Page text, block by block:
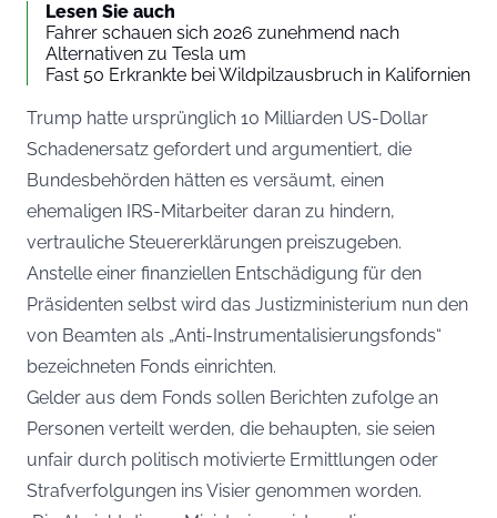
Lesen Sie auch
Fahrer schauen sich 2026 zunehmend nach
Alternativen zu Tesla um
Fast 50 Erkrankte bei Wildpilzausbruch in Kalifornien
Trump hatte ursprünglich 10 Milliarden US-Dollar
Schadenersatz gefordert und argumentiert, die
Bundesbehörden hätten es versäumt, einen
ehemaligen IRS-Mitarbeiter daran zu hindern,
vertrauliche Steuererklärungen preiszugeben.
Anstelle einer finanziellen Entschädigung für den
Präsidenten selbst wird das Justizministerium nun den
von Beamten als „Anti-Instrumentalisierungsfonds“
bezeichneten Fonds einrichten.
Gelder aus dem Fonds sollen Berichten zufolge an
Personen verteilt werden, die behaupten, sie seien
unfair durch politisch motivierte Ermittlungen oder
Strafverfolgungen ins Visier genommen worden.